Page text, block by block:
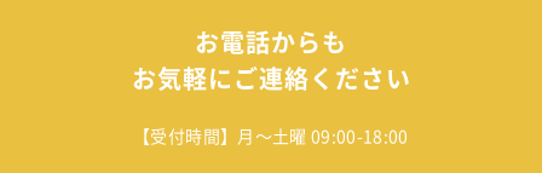
お電話からも
お気軽にご連絡ください
【受付時間】月～土曜 09:00-18:00